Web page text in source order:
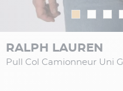
RALPH LAUREN
Pull Col Camionneur Uni